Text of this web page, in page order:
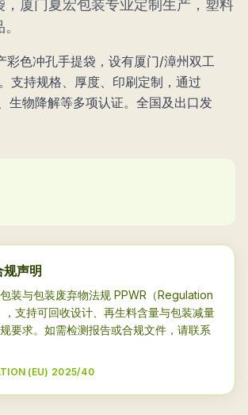
，厦门夏宏包装专业定制生产，塑料
彩色冲孔手提袋，设有厦门/漳州双工
支持规格、厚度、印刷定制，通过
生物降解等多项认证。全国及出口发
规声明
装与包装废弃物法规 PPWR（Regulation
支持可回收设计、再生料含量与包装减量
要求。如需检测报告或合规文件，请联系
(EU) 2025/40